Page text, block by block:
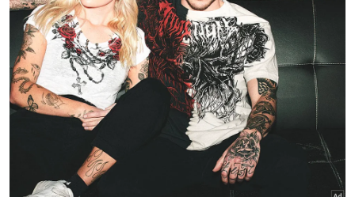
dijangka selesai pertengahan
bulan ini – Mohamad Sabu
Nasional
Anwar jamin siasatan RCI TH
dilaksana tanpa kompromi